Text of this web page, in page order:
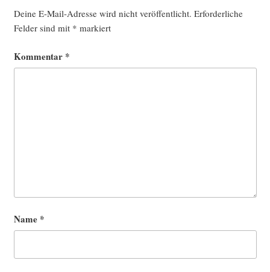
Deine E-Mail-Adresse wird nicht veröffentlicht. Erforderliche
Felder sind mit * markiert
Kommentar *
Name *